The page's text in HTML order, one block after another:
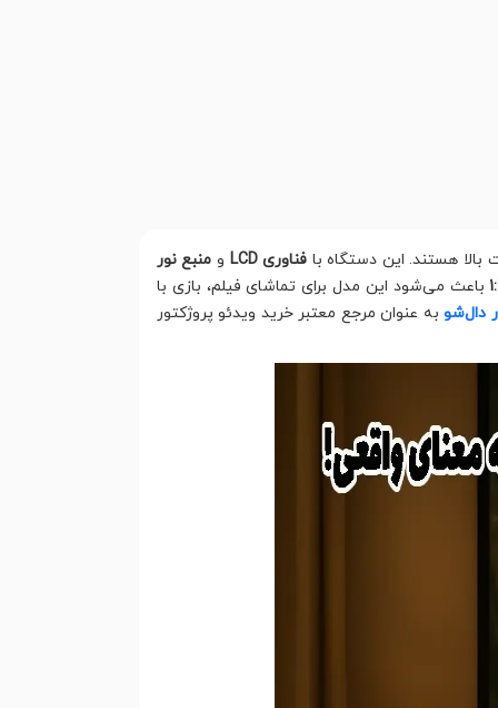
بالا هستند. این دستگاه با فناوری LCD و منبع نور
باعث می‌شود این مدل برای تماشای فیلم، بازی با
دال‌شوبه عنوان مرجع معتبر خرید ویدئو پروژکتور